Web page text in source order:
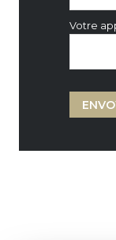
Votre